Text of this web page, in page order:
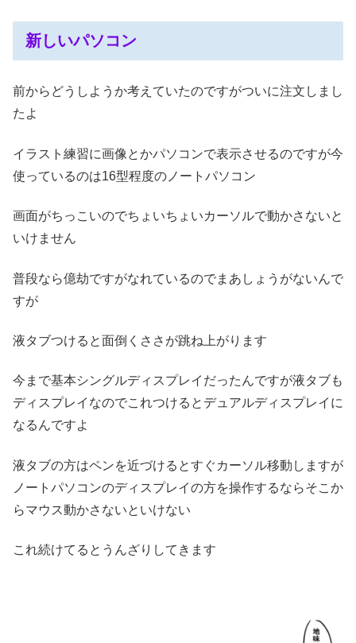
新しいパソコン
前からどうしようか考えていたのですがついに注文しまし
たよ
イラスト練習に画像とかパソコンで表示させるのですが今
使っているのは16型程度のノートパソコン
画面がちっこいのでちょいちょいカーソルで動かさないと
いけません
普段なら億劫ですがなれているのでまあしょうがないんで
すが
液タブつけると面倒くささが跳ね上がります
今まで基本シングルディスプレイだったんですが液タブも
ディスプレイなのでこれつけるとデュアルディスプレイに
なるんですよ
液タブの方はペンを近づけるとすぐカーソル移動しますが
ノートパソコンのディスプレイの方を操作するならそこか
らマウス動かさないといけない
これ続けてるとうんざりしてきます